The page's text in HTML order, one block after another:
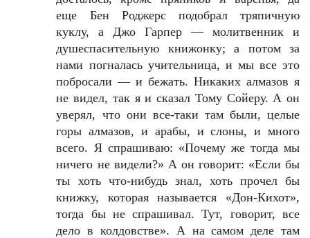
еще Бен Роджерс подобрал тряпичную
куклу, а Джо Гарпер — молитвенник и
душеспасительную книжонку; а потом за
нами погналась учительница, и мы все это
побросали — и бежать. Никаких алмазов я
не видел, так я и сказал Тому Сойеру. А он
уверял, что они все-таки там были, целые
горы алмазов, и арабы, и слоны, и много
всего. Я спрашиваю: «Почему же тогда мы
ничего не видели?» А он говорит: «Если бы
ты хоть что-нибудь знал, хоть прочел бы
книжку, которая называется «Дон-Кихот»,
тогда бы не спрашивал. Тут, говорит, все
дело в колдовстве». А на самом деле там